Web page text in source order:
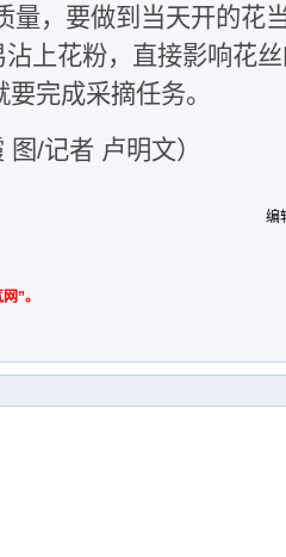
量，要做到当天开的花
上花粉，直接影响花
完成采摘任务。
图/记者 卢明文）
编
”。